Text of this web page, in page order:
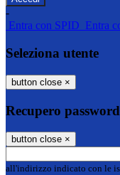
-
Entra con SPID Entra
Seleziona utente
button close ×
Recupero password
button close ×
all'indirizzo indicato con le